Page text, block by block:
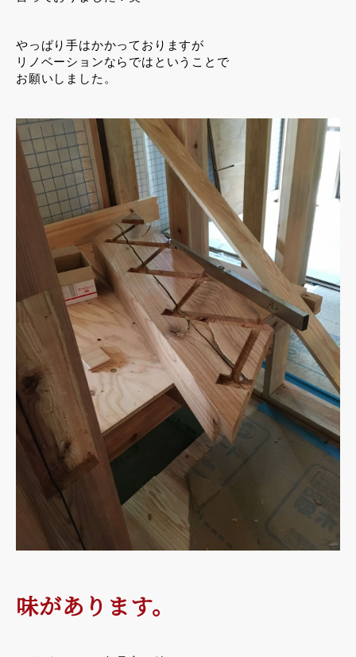
やっぱり手はかかっておりますが
リノベーションならではということで
お願いしました。
味があります。